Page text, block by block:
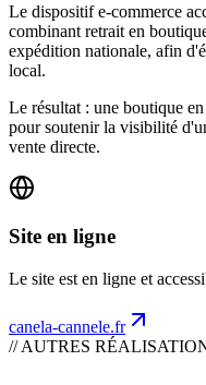
Le dispositif e-commerce
combinant retrait en
expédition nationale, afin
local.
Le résultat : une boutique
pour soutenir la visibilité
vente directe.
Site en ligne
Le site est en ligne et
canela-cannele.fr
// AUTRES